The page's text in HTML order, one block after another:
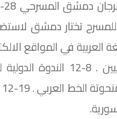
الاسد . 4-12 الهيئة العربية للمسرح
الثقافي بين اتحاد الكتاب العرب